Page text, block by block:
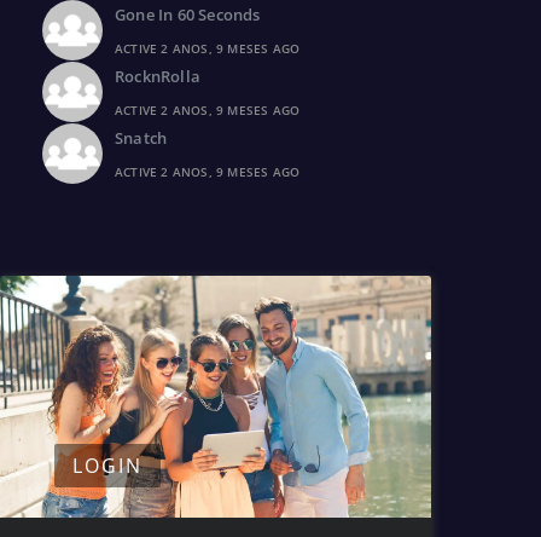
Gone In 60 Seconds
ACTIVE 2 ANOS, 9 MESES AGO
RocknRolla
ACTIVE 2 ANOS, 9 MESES AGO
Snatch
ACTIVE 2 ANOS, 9 MESES AGO
LOGIN